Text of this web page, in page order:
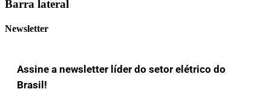
Barra lateral
Newsletter
Assine a newsletter líder do setor elétrico do
Brasil!